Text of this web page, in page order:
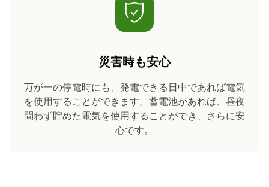
災害時も安心
万が一の停電時にも、発電できる日中であれば電気
を使用することができます。蓄電池があれば、昼夜
問わず貯めた電気を使用することができ、さらに安
心です。